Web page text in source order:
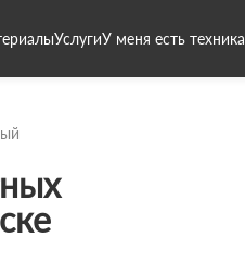
УслугиУ меня есть техника